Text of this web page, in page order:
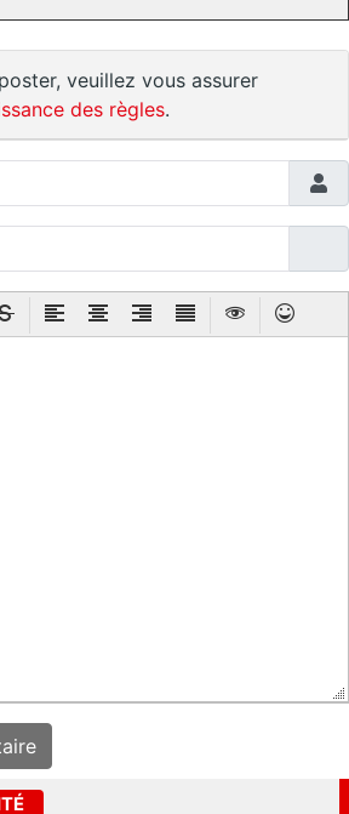
veuillez vous assurer
des règles.